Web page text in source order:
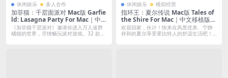
休闲娱乐 多人合作
加菲猫：千层面派对 Mac版 Garfie
ld: Lasagna Party For Mac｜中文
移植版｜32款轻松愉快的多人派对
合家欢游戏
《加菲猫千层派对》邀请你进入万人迷胖
橘猫的世界，尽情畅玩派对游戏。32 款小
休闲娱乐 模拟经营
指环王：夏尔传说 Mac版 Tales of
the Shire For Mac｜中文移植版｜
指环王IP种田游戏打造你心目中的
霍比特人小镇
欢迎回家，伙计！快来在风景优美、宁静
祥和的夏尔享受霍比特人的舒适生活吧！